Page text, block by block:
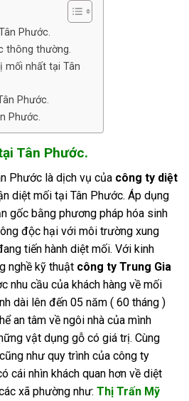
Phước.
thông thường.
mối nhất tại Tân
Phước.
Phước.
Tân Phước.
Phước là dịch vụ của công ty diệt
diệt mối tại Tân Phước. Áp dụng
gốc bằng phương pháp hóa sinh
độc hại với môi trường xung
tiến hành diệt mối. Với kinh
nghề kỹ thuật công ty Trung Gia
nhu cầu của khách hàng về mối
dài lên đến 05 năm ( 60 tháng )
an tâm về ngôi nhà của mình
vật dụng gỗ có giá trị. Cùng
như quy trình của công ty
cái nhìn khách quan hơn về diệt
xã phường như: Thị Trấn Mỹ